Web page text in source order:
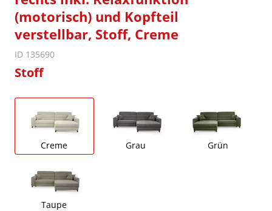
(motorisch) und Kopfteil
verstellbar, Stoff, Creme
ID 135690
Stoff
Creme Grau Grün
Taupe